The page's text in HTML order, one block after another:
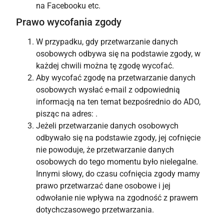
na Facebooku etc.
Prawo wycofania zgody
W przypadku, gdy przetwarzanie danych
osobowych odbywa się na podstawie zgody, w
każdej chwili można tę zgodę wycofać.
Aby wycofać zgodę na przetwarzanie danych
osobowych wysłać e-mail z odpowiednią
informacją na ten temat bezpośrednio do ADO,
pisząc na adres: .
Jeżeli przetwarzanie danych osobowych
odbywało się na podstawie zgody, jej cofnięcie
nie powoduje, że przetwarzanie danych
osobowych do tego momentu było nielegalne.
Innymi słowy, do czasu cofnięcia zgody mamy
prawo przetwarzać dane osobowe i jej
odwołanie nie wpływa na zgodność z prawem
dotychczasowego przetwarzania.